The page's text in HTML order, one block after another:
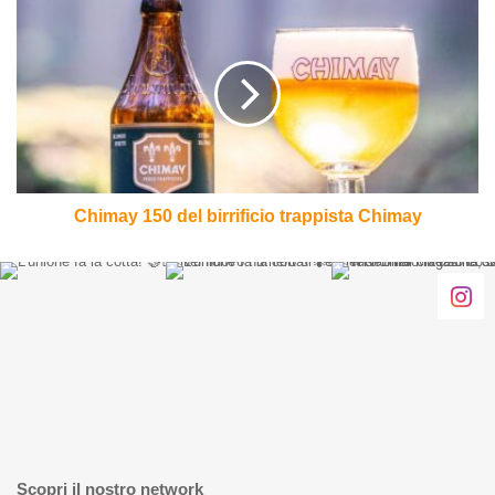
trappista
Chimay 150 del birrificio trappista Chimay
Scopri il nostro network